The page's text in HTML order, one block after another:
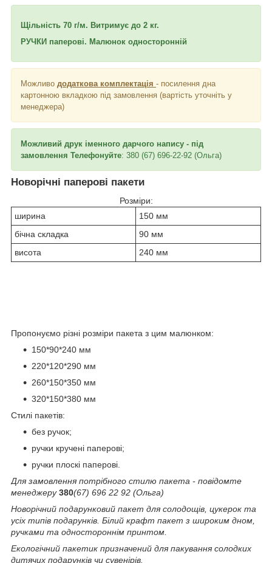
Щільність 70 г/м. Витримує до 2 кг.
РУЧКИ паперові. Малюнок односторонній
Можливо додаткова комплектація - посилення дна
картонною вкладкою під замовлення (вартість уточніть у
менеджера)
Можливий друк іменного дарчого напису - під
замовлення Телефонуйте: 380 (67) 696-22-92 (Ольга)
Новорічні паперові пакети
Розміри:
ширина
150 мм
бічна складка
90 мм
висота
240 мм
Пропонуємо різні розміри пакета з цим малюнком:
150*90*240 мм
220*120*290 мм
260*150*350 мм
320*150*380 мм
Стилі пакетів:
без ручок;
ручки кручені паперові;
ручки плоскі паперові.
Для замовлення потрібного стилю пакета - повідомте
менеджеру380(67) 696 22 92 (Ольга)
Новорічний подарунковий пакет для солодощів, цукерок та
усіх типів подарунків. Білий крафт пакет з широким дном,
ручками та одностороннім принтом.
Екологічний пакетик призначений для пакування солодких
дитячих подарунків чи сувенірів.